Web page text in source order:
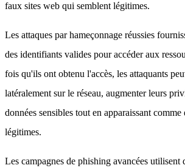
faux sites web qui semblent légitimes.
Les attaques par hameçonnage réussies
des identifiants valides pour accéder aux
fois qu'ils ont obtenu l'accès, les attaquants
latéralement sur le réseau, augmenter leurs
données sensibles tout en apparaissant comme
légitimes.
Les campagnes de phishing avancées utilisent